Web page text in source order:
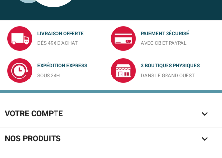
LIVRAISON OFFERTE
DÈS 49€ D'ACHAT
PAIEMENT SÉCURISÉ
AVEC CB ET PAYPAL
EXPÉDITION EXPRESS
SOUS 24H
3 BOUTIQUES PHYSIQUES
DANS LE GRAND OUEST
VOTRE COMPTE 
NOS PRODUITS 